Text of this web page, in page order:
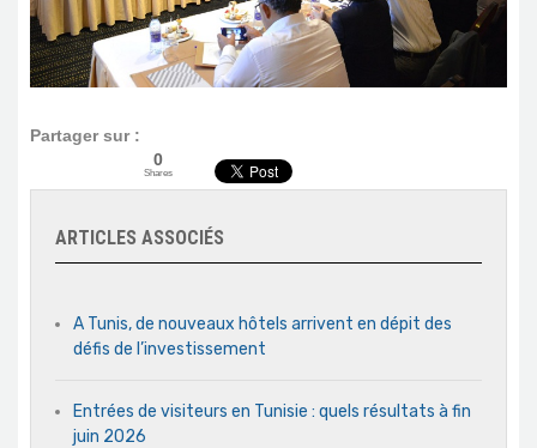
Partager sur :
0
Shares
ARTICLES ASSOCIÉS
A Tunis, de nouveaux hôtels arrivent en dépit des
défis de l’investissement
Entrées de visiteurs en Tunisie : quels résultats à fin
juin 2026